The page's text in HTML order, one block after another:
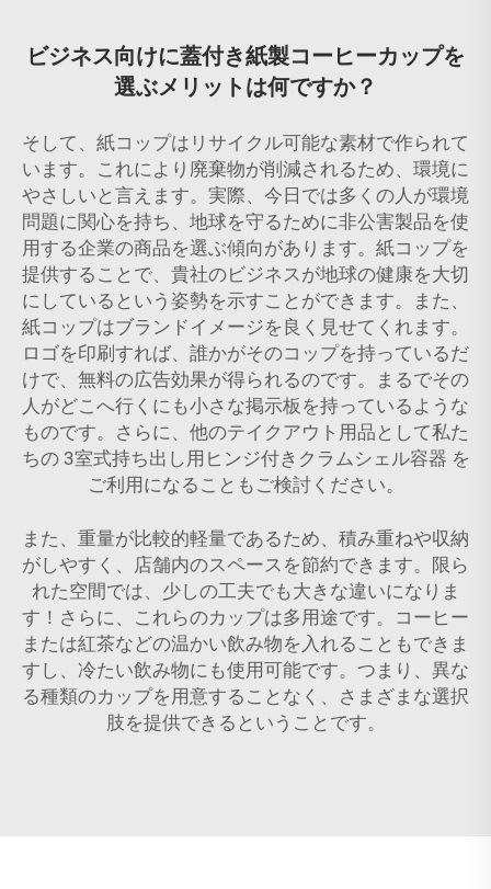
ビジネス向けに蓋付き紙製コーヒーカップを
選ぶメリットは何ですか？
そして、紙コップはリサイクル可能な素材で作られて
います。これにより廃棄物が削減されるため、環境に
やさしいと言えます。実際、今日では多くの人が環境
問題に関心を持ち、地球を守るために非公害製品を使
用する企業の商品を選ぶ傾向があります。紙コップを
提供することで、貴社のビジネスが地球の健康を大切
にしているという姿勢を示すことができます。また、
紙コップはブランドイメージを良く見せてくれます。
ロゴを印刷すれば、誰かがそのコップを持っているだ
けで、無料の広告効果が得られるのです。まるでその
人がどこへ行くにも小さな掲示板を持っているような
ものです。さらに、他のテイクアウト用品として私た
ちの 3室式持ち出し用ヒンジ付きクラムシェル容器 を
ご利用になることもご検討ください。
また、重量が比較的軽量であるため、積み重ねや収納
がしやすく、店舗内のスペースを節約できます。限ら
れた空間では、少しの工夫でも大きな違いになりま
す！さらに、これらのカップは多用途です。コーヒー
または紅茶などの温かい飲み物を入れることもできま
すし、冷たい飲み物にも使用可能です。つまり、異な
る種類のカップを用意することなく、さまざまな選択
肢を提供できるということです。